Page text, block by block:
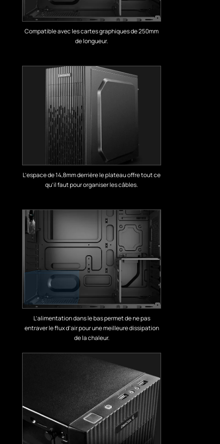
Compatible avec les cartes graphiques de 250mm
de longueur.
L’espace de 14,8mm derrière le plateau offre tout ce
qu’il faut pour organiser les câbles.
L’alimentation dans le bas permet de ne pas
entraver le flux d’air pour une meilleure dissipation
de la chaleur.